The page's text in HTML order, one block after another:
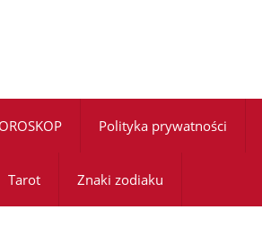
Polityka prywatności
Tarot Znaki zodiaku